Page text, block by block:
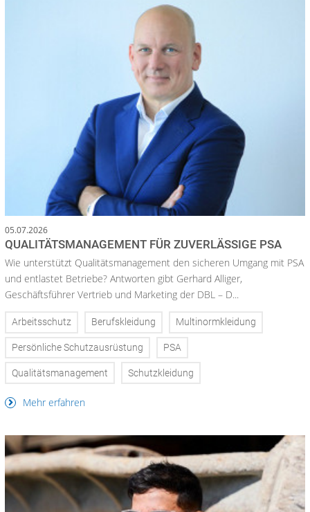
05.07.2026
QUALITÄTSMANAGEMENT FÜR ZUVERLÄSSIGE PSA
Wie unterstützt Qualitätsmanagement den sicheren Umgang mit PSA
und entlastet Betriebe? Antworten gibt Gerhard Alliger,
Geschäftsführer Vertrieb und Marketing der DBL – D...
Arbeitsschutz Berufskleidung Multinormkleidung
Persönliche Schutzausrüstung PSA
Qualitätsmanagement Schutzkleidung
Mehr erfahren